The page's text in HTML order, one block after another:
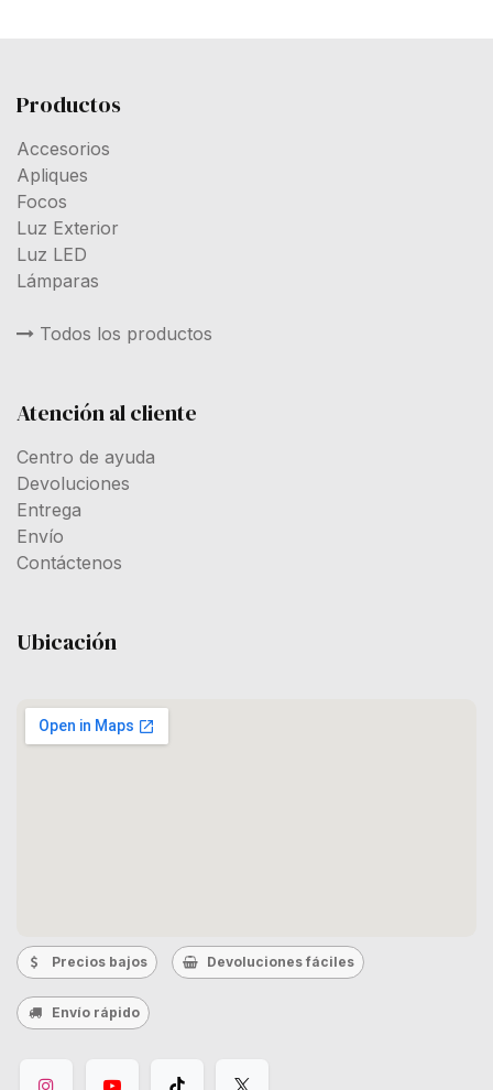
Productos
Accesorios
Apliques
Focos
Luz Exterior
Luz LED
Lámparas
Todos los productos
Atención al cliente
Centro de ayuda
Devoluciones
Entrega
Envío
Contáctenos
Ubicación
Precios bajos Devoluciones fáciles
Envío rápido